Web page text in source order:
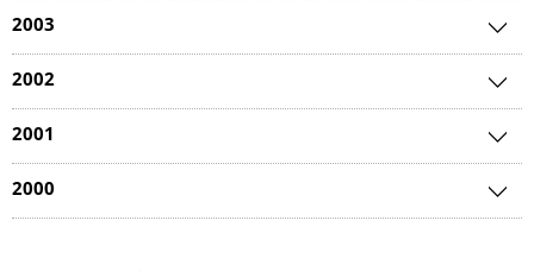
2003
2002
2001
2000